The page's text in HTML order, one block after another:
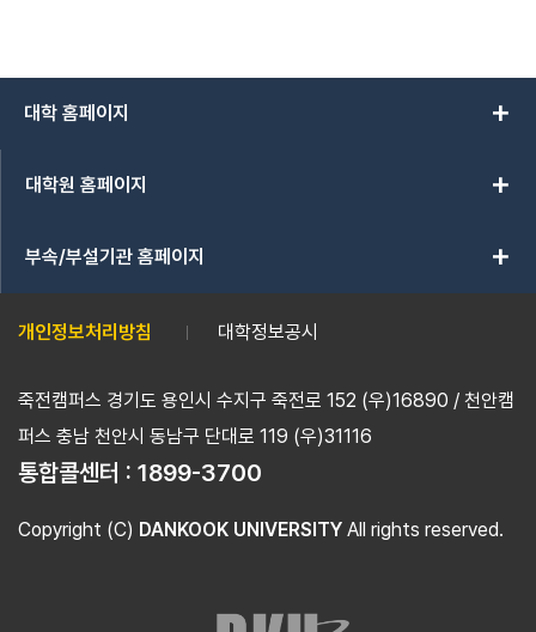
대학 홈페이지 add
대학원 홈페이지 add
부속/부설기관 홈페이지 add
개인정보처리방침 대학정보공시
죽전캠퍼스 경기도 용인시 수지구 죽전로 152 (우)16890 / 천안캠
퍼스 충남 천안시 동남구 단대로 119 (우)31116
통합콜센터 : 1899-3700
Copyright (C) DANKOOK UNIVERSITY All rights reserved.